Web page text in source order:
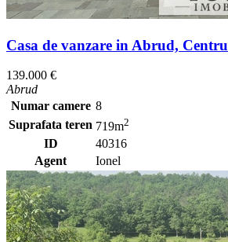
Casa de vanzare in Abrud, Centru
139.000 €
Abrud
Numar camere 8
Suprafata teren 719m2
ID
40316
Agent
Ionel